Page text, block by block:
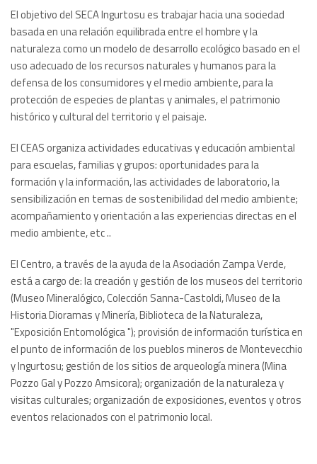
El objetivo del SECA Ingurtosu es trabajar hacia una sociedad
basada en una relación equilibrada entre el hombre y la
naturaleza como un modelo de desarrollo ecológico basado en el
uso adecuado de los recursos naturales y humanos para la
defensa de los consumidores y el medio ambiente, para la
protección de especies de plantas y animales, el patrimonio
histórico y cultural del territorio y el paisaje.
El CEAS organiza actividades educativas y educación ambiental
para escuelas, familias y grupos: oportunidades para la
formación y la información, las actividades de laboratorio, la
sensibilización en temas de sostenibilidad del medio ambiente;
acompañamiento y orientación a las experiencias directas en el
medio ambiente, etc ..
El Centro, a través de la ayuda de la Asociación Zampa Verde,
está a cargo de: la creación y gestión de los museos del territorio
(Museo Mineralógico, Colección Sanna-Castoldi, Museo de la
Historia Dioramas y Minería, Biblioteca de la Naturaleza,
"Exposición Entomológica "); provisión de información turística en
el punto de información de los pueblos mineros de Montevecchio
y Ingurtosu; gestión de los sitios de arqueología minera (Mina
Pozzo Gal y Pozzo Amsicora); organización de la naturaleza y
visitas culturales; organización de exposiciones, eventos y otros
eventos relacionados con el patrimonio local.